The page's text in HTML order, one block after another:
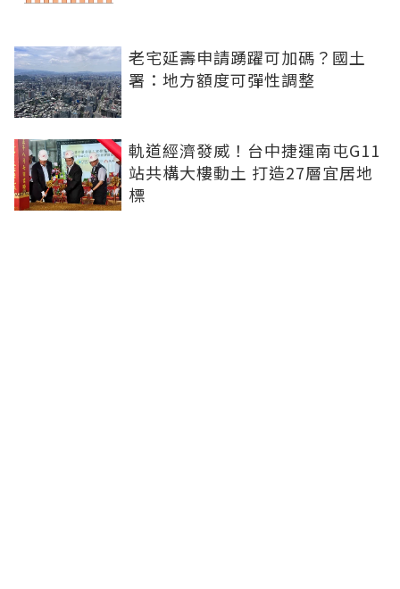
老宅延壽申請踴躍可加碼？國土
署：地方額度可彈性調整
軌道經濟發威！台中捷運南屯G11
站共構大樓動土 打造27層宜居地
標